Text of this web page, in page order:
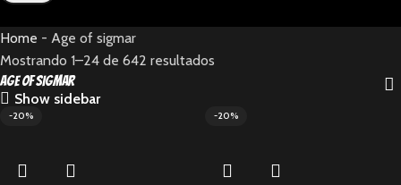
Home - Age of sigmar
Mostrando 1–24 de 642 resultados
Age of sigmar
Show sidebar
-20% -20%